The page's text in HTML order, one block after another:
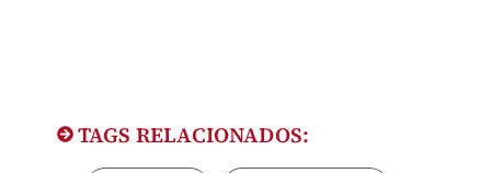
TAGS RELACIONADOS: